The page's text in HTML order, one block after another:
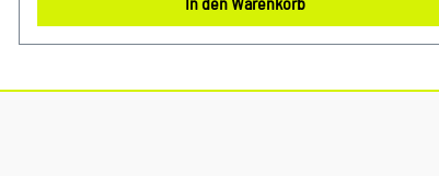
Lebensdauer und zuverlässige Leistung. Halten Sie Ihren
Audi. Produktinfos: 100% passgenau, da Original Ersatzteile
In den Warenkorb